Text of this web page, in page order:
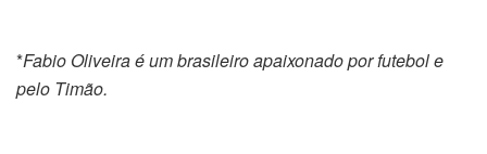
*Fabio Oliveira é um brasileiro apaixonado por futebol e
pelo Timão.